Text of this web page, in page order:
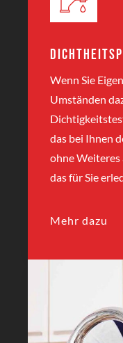
Wenn Sie
Umständen
das bei Ihnen
ohne Weiteres
das für Sie
Mehr dazu